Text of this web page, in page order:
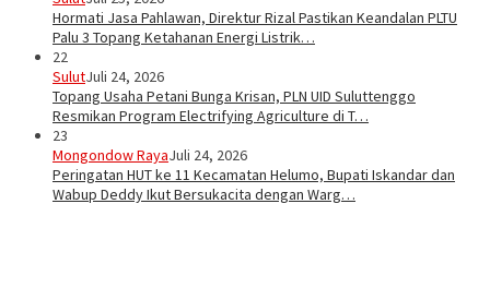
Hormati Jasa Pahlawan, Direktur Rizal Pastikan Keandalan PLTU
Palu 3 Topang Ketahanan Energi Listrik…
22
SulutJuli 24, 2026
Topang Usaha Petani Bunga Krisan, PLN UID Suluttenggo
Resmikan Program Electrifying Agriculture di T…
23
Mongondow RayaJuli 24, 2026
Peringatan HUT ke 11 Kecamatan Helumo, Bupati Iskandar dan
Wabup Deddy Ikut Bersukacita dengan Warg…